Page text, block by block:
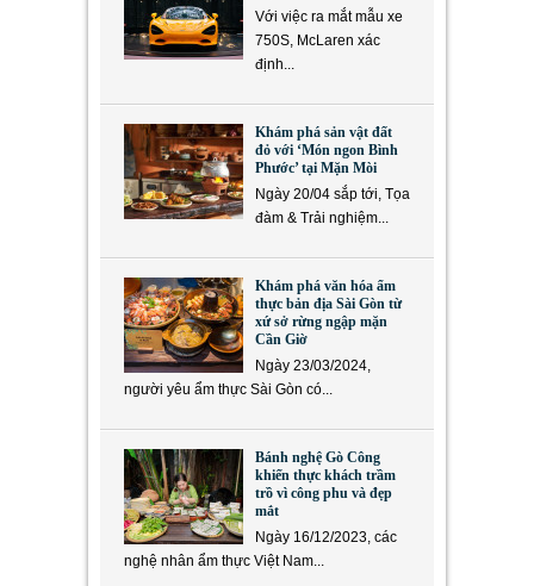
Với việc ra mắt mẫu xe
750S, McLaren xác
định...
Khám phá sản vật đất
đỏ với ‘Món ngon Bình
Phước’ tại Mặn Mòi
Ngày 20/04 sắp tới, Tọa
đàm & Trải nghiệm...
Khám phá văn hóa ẩm
thực bản địa Sài Gòn từ
xứ sở rừng ngập mặn
Cần Giờ
Ngày 23/03/2024,
người yêu ẩm thực Sài Gòn có...
Bánh nghệ Gò Công
khiến thực khách trầm
trồ vì công phu và đẹp
mắt
Ngày 16/12/2023, các
nghệ nhân ẩm thực Việt Nam...